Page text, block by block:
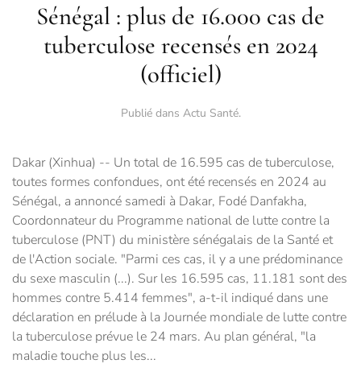
Sénégal : plus de 16.000 cas de
tuberculose recensés en 2024
(officiel)
Publié dans Actu Santé.
Dakar (Xinhua) -- Un total de 16.595 cas de tuberculose,
toutes formes confondues, ont été recensés en 2024 au
Sénégal, a annoncé samedi à Dakar, Fodé Danfakha,
Coordonnateur du Programme national de lutte contre la
tuberculose (PNT) du ministère sénégalais de la Santé et
de l'Action sociale. "Parmi ces cas, il y a une prédominance
du sexe masculin (...). Sur les 16.595 cas, 11.181 sont des
hommes contre 5.414 femmes", a-t-il indiqué dans une
déclaration en prélude à la Journée mondiale de lutte contre
la tuberculose prévue le 24 mars. Au plan général, "la
maladie touche plus les...